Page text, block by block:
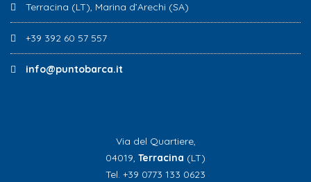
Terracina (LT), Marina d’Arechi (SA)
+39 392 60 57 557
info@puntobarca.it
Via del Quartiere,
04019, Terracina (LT)
Tel. +39 0773 133 0623